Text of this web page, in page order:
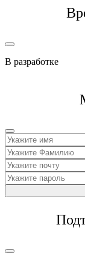
В разработке